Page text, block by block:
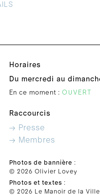
Horaires
Du mercredi au
En ce moment : OUVERT
Raccourcis
→ Presse
→ Membres
Photos de bannière :
© 2026 Olivier Lovey
Photos et textes :
© 2026 Le Manoir de la